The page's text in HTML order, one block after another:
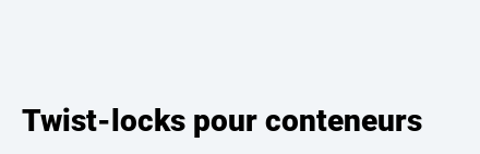
Twist-locks pour conteneurs